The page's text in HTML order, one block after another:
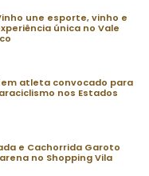
une esporte, vinho e
única no Vale
atleta convocado para
nos Estados
e Cachorrida Garoto
no Shopping Vila